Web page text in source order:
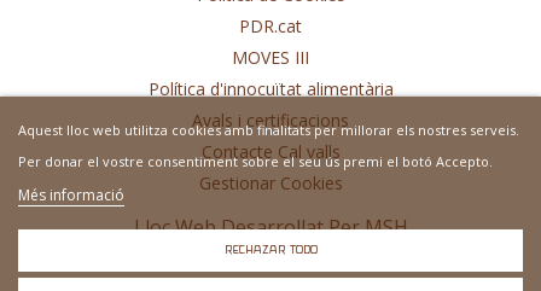
PDR.cat
MOVES III
Política d'innocuïtat alimentària
Avals i certificacions
Contacte Cal valls
Gestionar Cookies
Lloc Web Desarrollat PerMSH
Aquest lloc web utilitza cookies amb finalitats per millorar els nostres serveis.
Per donar el vostre consentiment sobre el seu ús premi el botó Accepto.
Més informació
RECHAZAR TODO